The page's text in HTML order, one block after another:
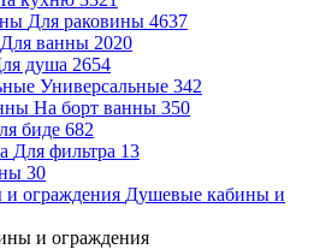
Для раковины 4637
Для ванны 2020
душа 2654
Универсальные 342
На борт ванны 350
биде 682
Для фильтра 13
30
Душевые кабины и
и ограждения